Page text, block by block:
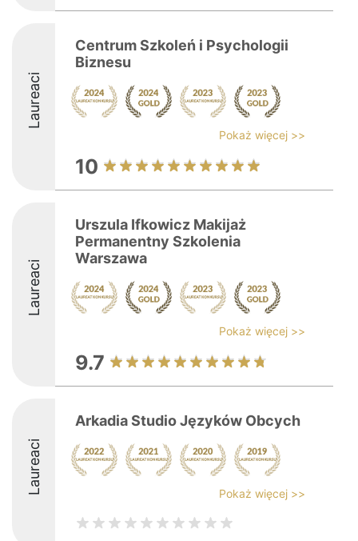
Laureaci
Centrum Szkoleń i Psychologii
Biznesu
Pokaż więcej >>
10
Laureaci
Urszula Ifkowicz Makijaż
Permanentny Szkolenia
Warszawa
Pokaż więcej >>
9.7
Laureaci
Arkadia Studio Języków Obcych
Pokaż więcej >>